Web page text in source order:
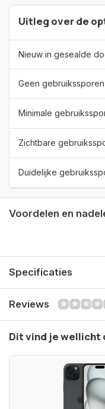
Uitleg over de
Nieuw in gesealde
Geen
Minimale
Zichtbare
Duidelijke
Voordelen en
Specificaties
Reviews
Dit vind je wellicht